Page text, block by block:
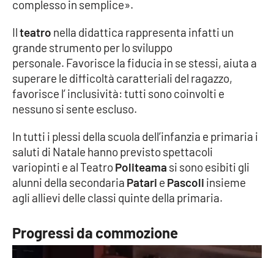
Lamezia Terme
PROGETTI
SPECIALI
Buona Sanità Calabria
CALABRIAVISIONE
Destinazioni
Eventi
Storie
complesso in semplice».
Ilteatro nella didattica rappresenta infatti un
grande strumento per lo sviluppo
personale. Favorisce la fiducia in se stessi, aiuta a
superare le difficoltà caratteriali del ragazzo,
favorisce l’ inclusività: tutti sono coinvolti e
nessuno si sente escluso.
In tutti i plessi della scuola dell’infanzia e primaria i
saluti di Natale hanno previsto spettacoli
variopinti e al TeatroPoliteama si sono esibiti gli
alunni della secondaria Patari e Pascoli insieme
agli allievi delle classi quinte della primaria.
Progressi da commozione